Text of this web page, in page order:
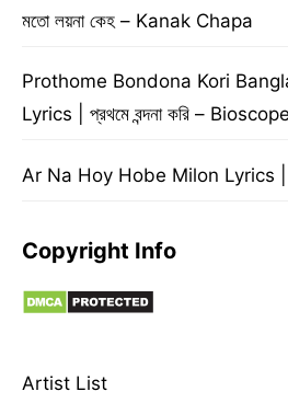
মতো লয়না কেহ – Kanak Chapa
Prothome Bondona Kori
Lyrics | প্রথমে বন্দনা করি –
Ar Na Hoy Hobe Milon Lyrics |
Copyright Info
Artist List